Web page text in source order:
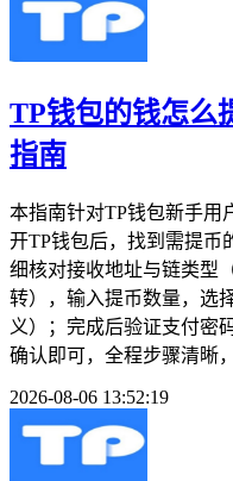
TP钱包的钱怎么
指南
本指南针对TP钱包新手用
开TP钱包后，找到需提币
细核对接收地址与链类型
转），输入提币数量，选
义）；完成后验证支付密
确认即可，全程步骤清晰
2026-08-06 13:52:19